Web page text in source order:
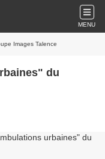
MENU
Images Talence
du